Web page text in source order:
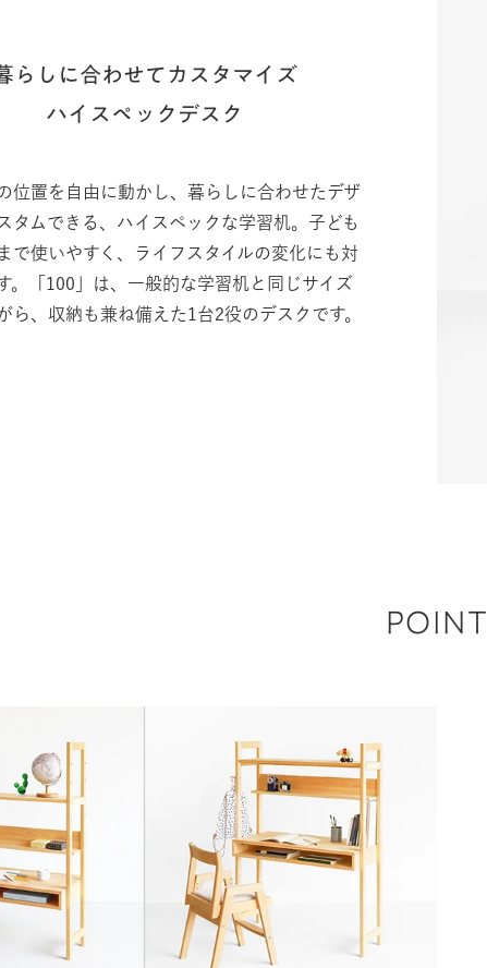
らしに合わせてカスタマイズ
ハイスペックデスク
位置を自由に動かし、暮らしに合わせたデザ
タムできる、ハイスペックな学習机。子ども
で使いやすく、ライフスタイルの変化にも対
。「100」は、一般的な学習机と同じサイズ
ら、収納も兼ね備えた1台2役のデスクです。
POINT